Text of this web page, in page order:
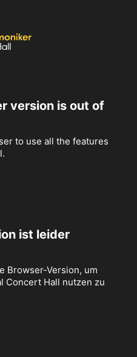
version is out of
to use all the features
ist leider
Browser-Version, um
Concert Hall nutzen zu